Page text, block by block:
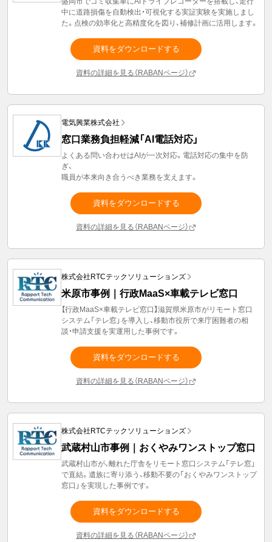
中に道路損傷を自動検出・可視化する実証実験を実施しまし
た。点検の効率化と高精度化を図り、補修計画に活用します。
資料をダウンロードする
資料の詳細を見る（RABANページ）
電気興業株式会社
窓口業務負担軽減「AI電話対応」
よくある問い合わせはAIが一次対応。電話対応の集中を防
ぎ、
職員が本来向き合うべき業務を支えます。
資料をダウンロードする
資料の詳細を見る（RABANページ）
株式会社RTCテックソリューションズ
米原市事例｜行政MaaS×車載テレビ窓口
【行政MaaS×車載テレビ窓口】滋賀県米原市がリモート窓口
システム「テレ窓」を導入し、移動市役所で来庁困難者の相
談・申請支援を実運用した事例です。
資料をダウンロードする
資料の詳細を見る（RABANページ）
株式会社RTCテックソリューションズ
武蔵村山市事例｜おくやみワンストップ窓口
武蔵村山市が、離れた庁舎をリモート窓口システム「テレ窓」
で直結。遺族に寄り添う、移動不要の「おくやみワンストップ
窓口」を実現した事例です。
資料をダウンロードする
資料の詳細を見る（RABANページ）